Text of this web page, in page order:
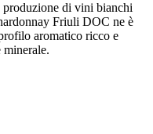
di vini bianchi
Friuli DOC ne è
aromatico ricco e
minerale.